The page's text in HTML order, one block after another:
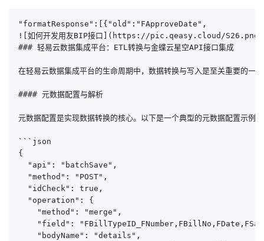
"formatResponse":[{"old":"FApproveDate",
![如何开发用友BIP接口](https://pic.qeasy.cloud/
### 轻易云数据集成平台：ETL转换与金蝶云星空API接口集成
在轻易云数据集成平台的生命周期中，数据转换与写入是至关重要的一
#### 元数据配置与解析
元数据配置是实现数据转换的核心。以下是一个典型的元数据配置示例：
```json
{
  "api": "batchSave",
  "method": "POST",
  "idCheck": true,
  "operation": {
    "method": "merge",
"field":
    "bodyName": "details",